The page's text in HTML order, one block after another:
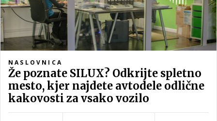
NASLOVNICA
Že poznate SILUX? Odkrijte spletno
mesto, kjer najdete avtodele odlične
kakovosti za vsako vozilo